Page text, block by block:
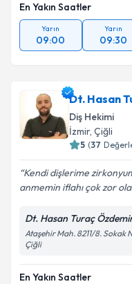
En Yakın Saatler
Yarın
09:00
Yarın
09:30
Dt. Hasan
Diş Hekimi
İzmir, Çiğli
5 (37
Kendi dişlerime
anmemin iflahı çok zor
Dt. Hasan Turaç
Ataşehir Mah. 8211/8. Sokak
Çiğli
En Yakın Saatler